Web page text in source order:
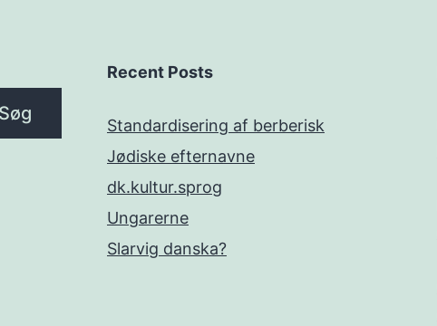
Recent Posts
Standardisering af berberisk
Jødiske efternavne
dk.kultur.sprog
Ungarerne
Slarvig danska?